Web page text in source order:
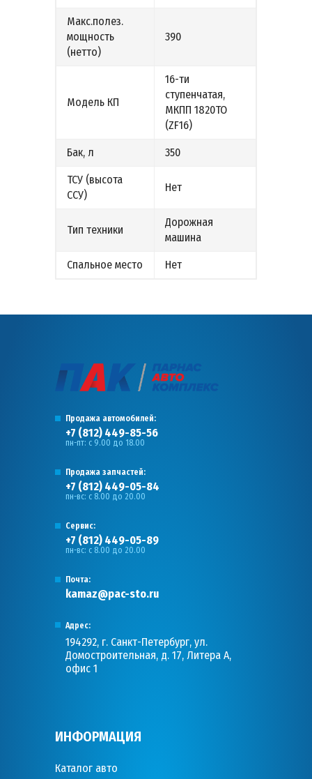
Макс.полез.
мощность
(нетто)
390
Модель КП
16-ти
ступенчатая,
МКПП 1820ТО
(ZF16)
Бак, л 350
ТСУ (высота
ССУ)
Нет
Тип техники
Дорожная
машина
Спальное место Нет
Продажа автомобилей:
+7 (812) 449-85-56
пн-пт: с 9.00 до 18.00
Продажа запчастей:
+7 (812) 449-05-84
пн-вс: с 8.00 до 20.00
Сервис:
+7 (812) 449-05-89
пн-вс: с 8.00 до 20.00
Почта:
kamaz@pac-sto.ru
Адрес:
194292, г. Санкт-Петербург, ул.
Домостроительная, д. 17, Литера А,
офис 1
ИНФОРМАЦИЯ
Каталог авто